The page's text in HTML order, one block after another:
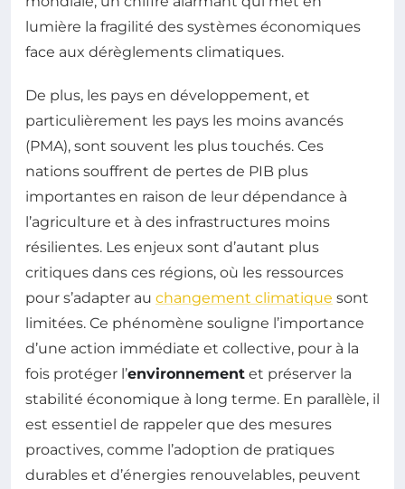
lumière la fragilité des systèmes économiques
face aux dérèglements climatiques.
De plus, les pays en développement, et
particulièrement les pays les moins avancés
(PMA), sont souvent les plus touchés. Ces
nations souffrent de pertes de PIB plus
importantes en raison de leur dépendance à
l’agriculture et à des infrastructures moins
résilientes. Les enjeux sont d’autant plus
critiques dans ces régions, où les ressources
pour s’adapter au changement climatique sont
limitées. Ce phénomène souligne l’importance
d’une action immédiate et collective, pour à la
fois protéger l’environnement et préserver la
stabilité économique à long terme. En parallèle, il
est essentiel de rappeler que des mesures
proactives, comme l’adoption de pratiques
durables et d’énergies renouvelables, peuvent